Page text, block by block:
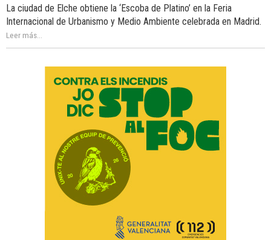
La ciudad de Elche obtiene la ‘Escoba de Platino’ en la Feria
Internacional de Urbanismo y Medio Ambiente celebrada en Madrid.
Leer más...